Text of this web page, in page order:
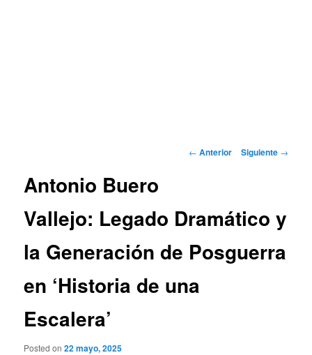
Navegación
← Anterior Siguiente →
Antonio Buero
Vallejo: Legado Dramático y
la Generación de Posguerra
en ‘Historia de una
Escalera’
Posted on22 mayo, 2025